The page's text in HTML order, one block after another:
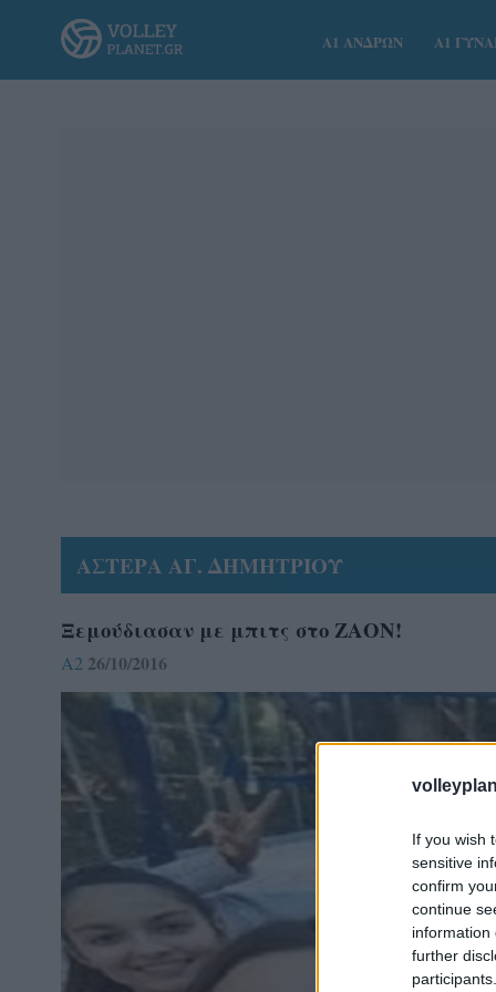
If you wish
sensitive
confirm
continue
information
further
Α1 ΑΝΔΡΩΝ Α1
ΑΣΤΕΡΑ ΑΓ. ΔΗΜΗΤΡΙΟΥ
Ξεμούδιασαν με μπιτς στο ΖΑΟΝ!
A2 26/10/2016